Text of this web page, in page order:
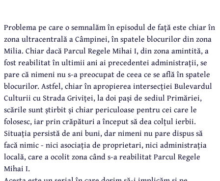
Problema pe care o semnalăm în episodul de față este chiar în
zona ultracentrală a Câmpinei, în spatele blocurilor din zona
Milia. Chiar dacă Parcul Regele Mihai I, din zona amintită, a
fost reabilitat în ultimii ani ai precedentei administrații, se
pare că nimeni nu s-a preocupat de ceea ce se află în spatele
blocurilor. Astfel, chiar în apropierea intersecției Bulevardul
Culturii cu Strada Griviței, la doi pași de sediul Primăriei,
scările sunt știrbit și chiar periculoase pentru cei care le
folosesc, iar prin crăpături a început să dea colțul ierbii.
Situația persistă de ani buni, dar nimeni nu pare dispus să
facă nimic - nici asociația de proprietari, nici administrația
locală, care a ocolit zona când s-a reabilitat Parcul Regele
Mihai I.